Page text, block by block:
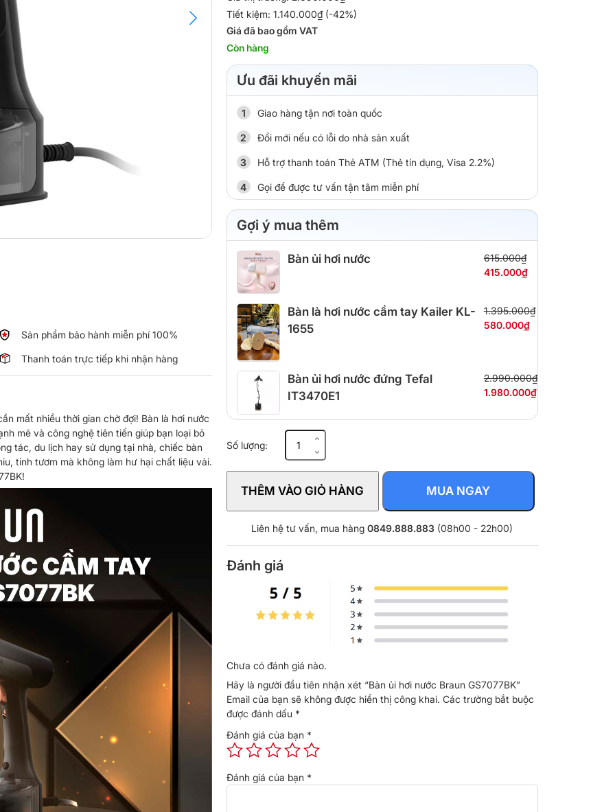
Sản phẩm bảo hành miễn phí 100%
Thanh toán trực tiếp khi nhận hàng
mất nhiều thời gian chờ đợi! Bàn là hơi nước
mẽ và công nghệ tiên tiến giúp bạn loại bỏ
tác, du lịch hay sử dụng tại nhà, chiếc bàn
tinh tươm mà không làm hư hại chất liệu vải.
Tiết kiệm: 1.140.000₫ (-42%)
Giá đã bao gồm VAT
Còn hàng
Ưu đãi khuyến mãi
Giao hàng tận nơi toàn quốc
Đổi mới nếu có lỗi do nhà sản xuất
Hỗ trợ thanh toán Thẻ ATM (Thẻ tín dụng, Visa 2.2%)
Gọi để được tư vấn tận tâm miễn phí
Gợi ý mua thêm
Bàn ủi hơi nước
615.000₫
415.000₫
Bàn là hơi nước cầm tay Kailer KL-
1655
1.395.000₫
580.000₫
Bàn ủi hơi nước đứng Tefal
IT3470E1
2.990.000₫
1.980.000₫
Số lượng:ủi
Braun
GS7077BK
số
lượng
THÊM VÀO GIỎ HÀNG MUA NGAY
Liên hệ tư vấn, mua hàng 0849.888.883 (08h00 - 22h00)
Đánh giá
Chưa có đánh giá nào.
Hãy là người đầu tiên nhận xét “Bàn ủi hơi nước Braun GS7077BK”
Email của bạn sẽ không được hiển thị công khai. Các trường bắt buộc
được đánh dấu *
Đánh giá của bạn *
Đánh giá của bạn *